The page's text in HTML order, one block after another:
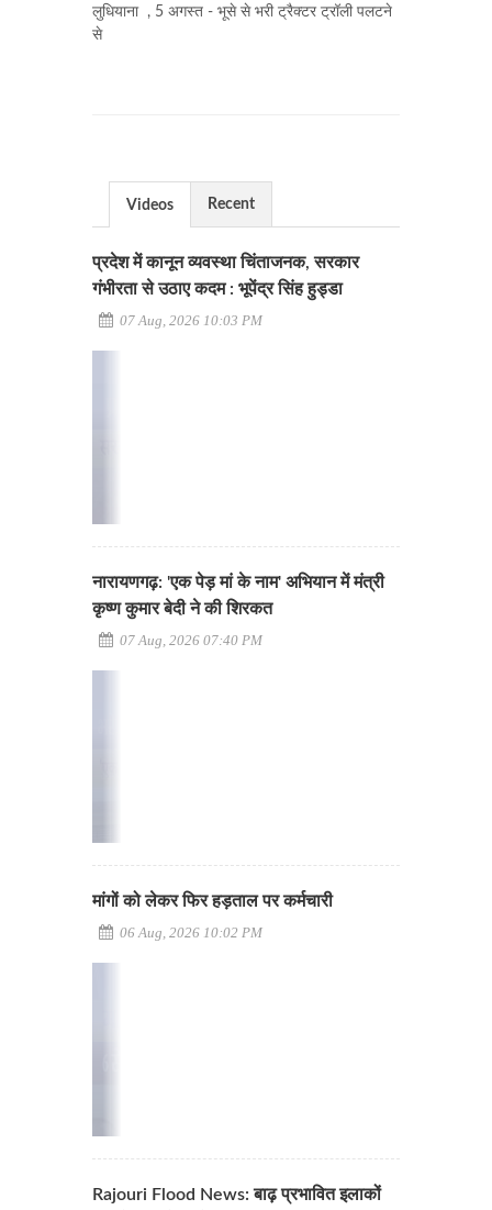
लुधियाना , 5 अगस्त - भूसे से भरी ट्रैक्टर ट्रॉली पलटने
से
Videos Recent
प्रदेश में कानून व्यवस्था चिंताजनक, सरकार
गंभीरता से उठाए कदम : भूपेंद्र सिंह हुड्डा
07 Aug, 2026 10:03 PM
नारायणगढ़: 'एक पेड़ मां के नाम' अभियान में मंत्री
कृष्ण कुमार बेदी ने की शिरकत
07 Aug, 2026 07:40 PM
मांगों को लेकर फिर हड़ताल पर कर्मचारी
06 Aug, 2026 10:02 PM
Rajouri Flood News: बाढ़ प्रभावित इलाकों